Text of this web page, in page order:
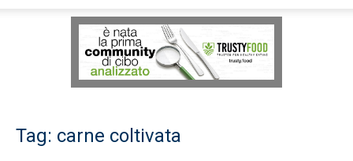
Salvagente
Tag: carne coltivata